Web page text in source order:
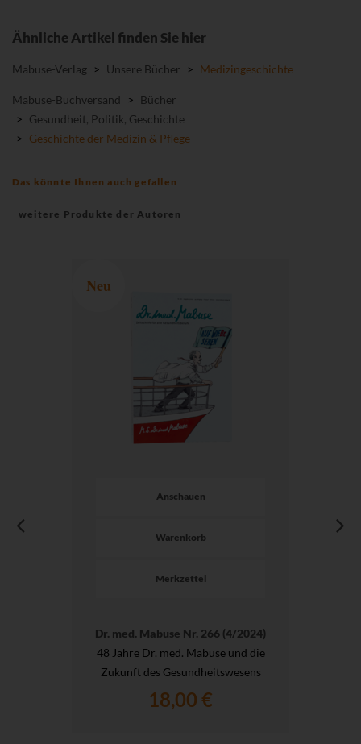
Ähnliche Artikel finden Sie hier
Mabuse-Verlag > Unsere Bücher > Medizingeschichte
Mabuse-Buchversand > Bücher
> Gesundheit, Politik, Geschichte
> Geschichte der Medizin & Pflege
Das könnte Ihnen auch gefallen
weitere Produkte der Autoren
Neu
Anschauen
Warenkorb
Merkzettel
Dr. med. Mabuse Nr. 266 (4/2024)
48 Jahre Dr. med. Mabuse und die
Zukunft des Gesundheitswesens
18,00 €